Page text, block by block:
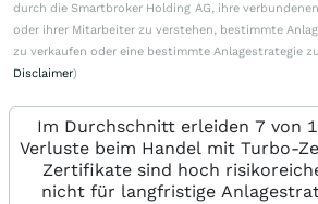
durch die Smartbroker Holding AG, ihre
oder ihrer Mitarbeiter zu verstehen, bestimmte
zu verkaufen oder eine bestimmte Anlagestrategie
Disclaimer)
Im Durchschnitt erleiden 7 von
Verluste beim Handel mit Turbo-
Zertifikate sind hoch
nicht für langfristige